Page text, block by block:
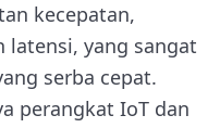
kecepatan,
latensi, yang sangat
serba cepat.
perangkat IoT dan